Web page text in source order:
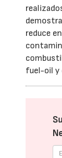
reduce
fuel-oil y